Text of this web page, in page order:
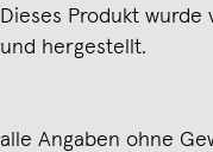
Dieses Produkt wurde
und hergestellt.
alle Angaben ohne